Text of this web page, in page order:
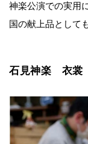
神楽公演での実用
国の献上品として
石見神楽 衣裳